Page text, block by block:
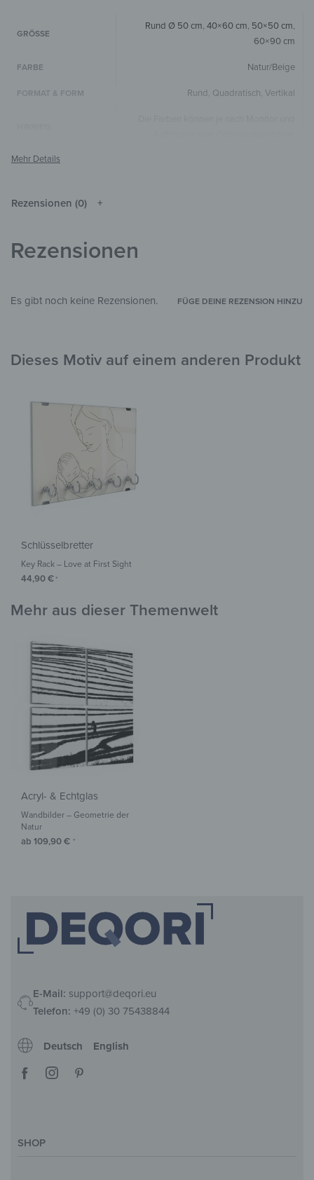
GRÖSSE
Rund Ø 50 cm, 40×60 cm, 50×50 cm,
60×90 cm
FARBE Natur/Beige
FORMAT & FORM Rund, Quadratisch, Vertikal
MATERIALIEN
Rezensionen (0)
Rezensionen
Es gibt noch keine Rezensionen. FÜGE DEINE REZENSION HINZU
Dieses Motiv auf einem anderen Produkt
Schlüsselbretter
Key Rack – Love at First Sight
44,90€ *
Mehr aus dieser Themenwelt
Acryl- & Echtglas
Wandbilder – Geometrie der
Natur
ab 109,90€ *
E-Mail: support@deqori.eu
Telefon: +49 (0) 30 75438844
Deutsch English
SHOP